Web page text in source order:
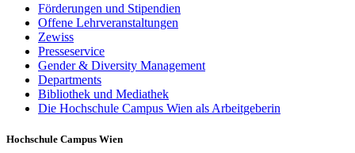
Förderungen und Stipendien
Offene Lehrveranstaltungen
Zewiss
Presseservice
Gender & Diversity Management
Departments
Bibliothek und Mediathek
Die Hochschule Campus Wien als Arbeitgeberin
Hochschule Campus Wien